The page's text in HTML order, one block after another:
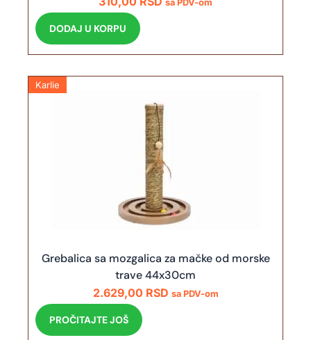
sa PDV-om
DODAJ U KORPU
Karlie
Grebalica sa mozgalica za mačke od morske
trave 44x30cm
2.629,00 RSD sa PDV-om
PROČITAJTE JOŠ